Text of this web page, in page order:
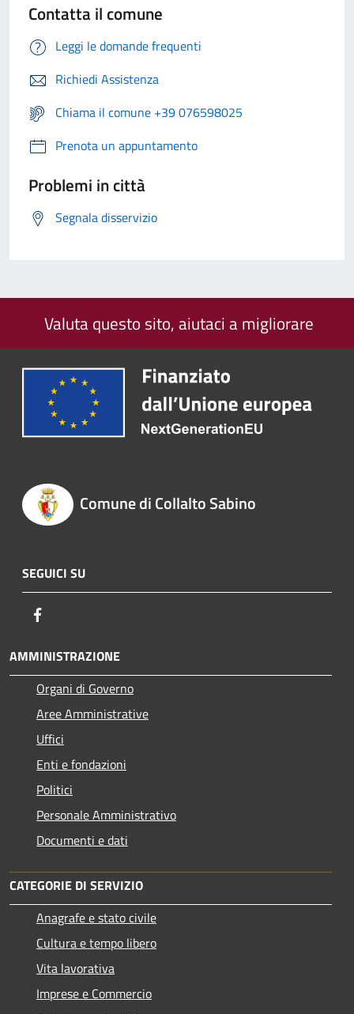
Contatta il comune
Leggi le domande frequenti
Richiedi Assistenza
Chiama il comune +39 076598025
Prenota un appuntamento
Problemi in città
Segnala disservizio
Valuta questo sito, aiutaci a migliorare
Comune di Collalto Sabino
SEGUICI SU
AMMINISTRAZIONE
Organi di Governo
Aree Amministrative
Uffici
Enti e fondazioni
Politici
Personale Amministrativo
Documenti e dati
CATEGORIE DI SERVIZIO
Anagrafe e stato civile
Cultura e tempo libero
Vita lavorativa
Imprese e Commercio